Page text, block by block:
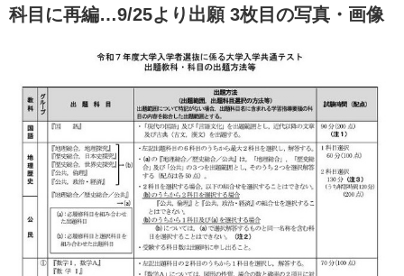
科目に再編…9/25より出願 3枚目の写真・画像